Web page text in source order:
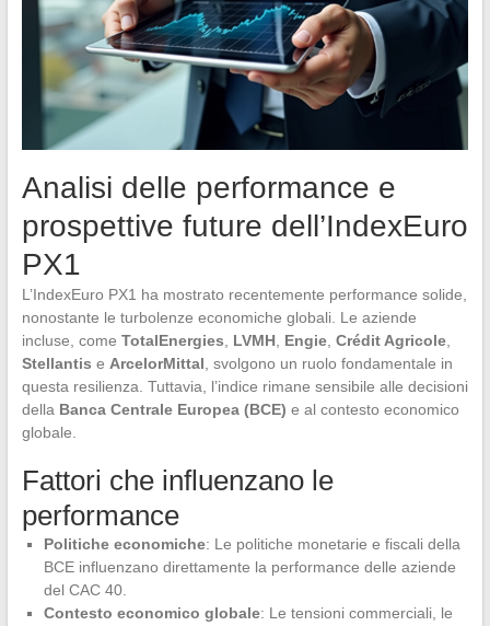
Analisi delle performance e
prospettive future dell’IndexEuro
PX1
L’IndexEuro PX1 ha mostrato recentemente performance solide,
nonostante le turbolenze economiche globali. Le aziende
incluse, come TotalEnergies, LVMH, Engie, Crédit Agricole,
Stellantis e ArcelorMittal, svolgono un ruolo fondamentale in
questa resilienza. Tuttavia, l’indice rimane sensibile alle decisioni
della Banca Centrale Europea (BCE) e al contesto economico
globale.
Fattori che influenzano le
performance
Politiche economiche: Le politiche monetarie e fiscali della
BCE influenzano direttamente la performance delle aziende
del CAC 40.
Contesto economico globale: Le tensioni commerciali, le